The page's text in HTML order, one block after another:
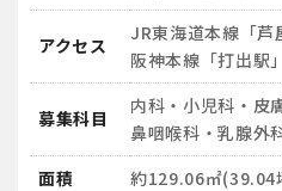
アクセス
JR東海道本線「芦
阪神本線「打出駅
募集科目
内科・小児科・皮
鼻咽喉科・乳腺外
面積
約129.06㎡(39.04